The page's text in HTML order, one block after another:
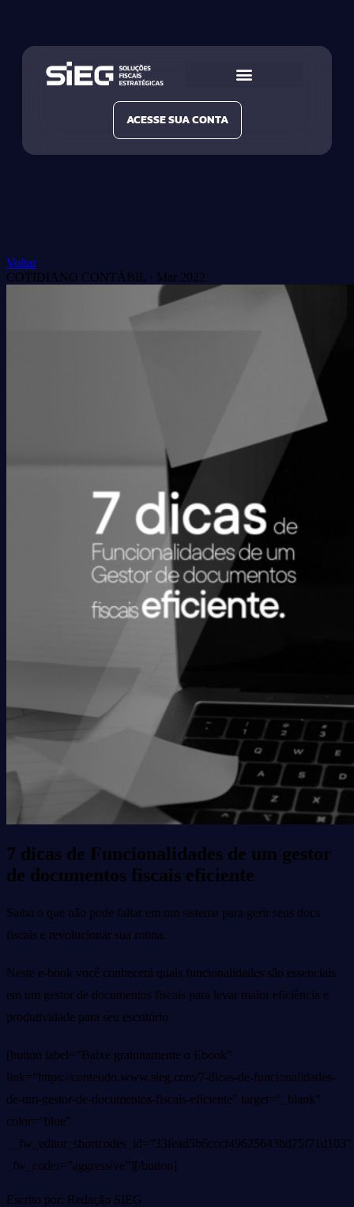
ACESSE SUA CONTA
Voltar
COTIDIANO CONTÁBIL · Mar 2022
7 dicas de Funcionalidades de um gestor
de documentos fiscais eficiente
Saiba o que não pode faltar em um sistema para gerir seus docs
fiscais e revolucionar sua rotina.
Neste e-book você conhecerá quais funcionalidades são essenciais
em um gestor de documentos fiscais para levar maior eficiência e
produtividade para seu escritório.
[button label=”Baixe gratuitamente o Ebook”
link=”https://conteudo.www.sieg.com/7-dicas-de-funcionalidades-
de-um-gestor-de-documentos-fiscais-eficiente” target=”_blank”
color=”blue”
__fw_editor_shortcodes_id=”33fead5b6cccf49625643bd75f71d103″
_fw_coder=”aggressive”][/button]
Escrito por: Redação SIEG